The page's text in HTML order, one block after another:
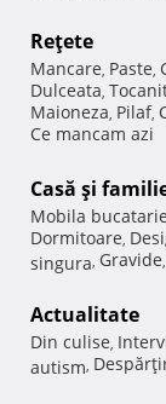
Reţete
Mancare, Paste,
Dulceata,
Maioneza, Pilaf,
Ce mancam azi
Casă şi
Mobila bucatarie
Dormitoare,
singura, Gravide,
Actualitate
Din culise,
autism,